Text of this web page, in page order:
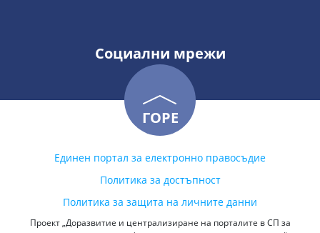
Социални мрежи
ГОРЕ
Единен портал за електронно правосъдие
Политика за достъпност
Политика за защита на личните данни
Проект „Доразвитие и централизиране на порталите в СП за